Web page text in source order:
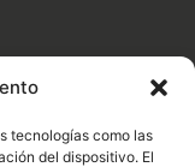
tecnologías como las
del dispositivo. El